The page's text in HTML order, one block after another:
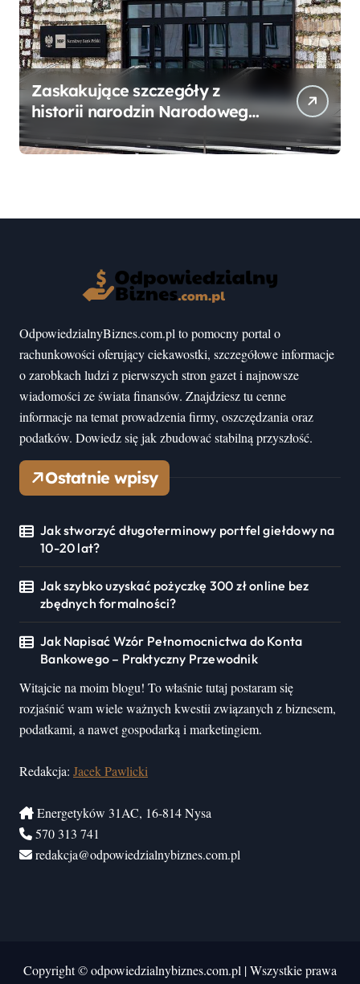
Zaskakujące szczegóły z
historii narodzin Narodowego
mogłeś nie wiedzieć
OdpowiedzialnyBiznes.com.pl to pomocny portal o
rachunkowości oferujący ciekawostki, szczegółowe informacje
o zarobkach ludzi z pierwszych stron gazet i najnowsze
wiadomości ze świata finansów. Znajdziesz tu cenne
informacje na temat prowadzenia firmy, oszczędzania oraz
podatków. Dowiedz się jak zbudować stabilną przyszłość.
Ostatnie wpisy
Jak stworzyć długoterminowy portfel giełdowy na
10-20 lat?
Jak szybko uzyskać pożyczkę 300 zł online bez
zbędnych formalności?
Jak Napisać Wzór Pełnomocnictwa do Konta
Bankowego – Praktyczny Przewodnik
Witajcie na moim blogu! To właśnie tutaj postaram się
rozjaśnić wam wiele ważnych kwestii związanych z biznesem,
podatkami, a nawet gospodarką i marketingiem.
Redakcja: Jacek Pawlicki
Energetyków 31AC, 16-814 Nysa
570 313 741
redakcja@odpowiedzialnybiznes.com.pl
Copyright © odpowiedzialnybiznes.com.pl |Wszystkie prawa